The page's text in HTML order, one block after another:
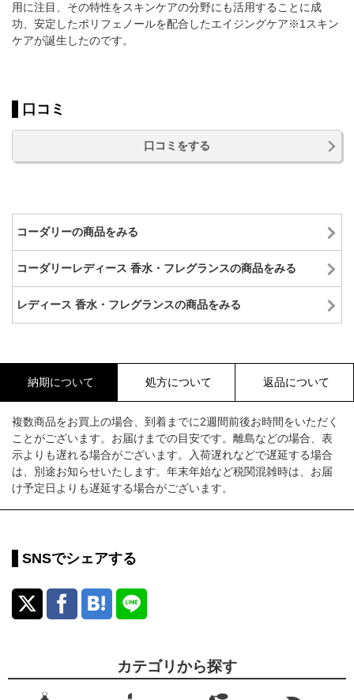
用に注目、その特性をスキンケアの分野にも活用することに成
功、安定したポリフェノールを配合したエイジングケア※1スキン
ケアが誕生したのです。
口コミ
口コミをする
コーダリーの商品をみる
コーダリーレディース 香水・フレグランスの商品をみる
レディース 香水・フレグランスの商品をみる
納期について 処方について 返品について
複数商品をお買上の場合、到着までに2週間前後お時間をいただく
ことがございます。お届けまでの目安です。離島などの場合、表
示よりも遅れる場合がございます。入荷遅れなどで遅延する場合
は、別途お知らせいたします。年末年始など税関混雑時は、お届
け予定日よりも遅延する場合がございます。
SNSでシェアする
カテゴリから探す